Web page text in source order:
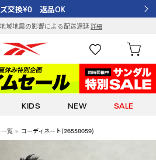
交換¥0 返品OK
域地震の影響による配送遅延詳細
KIDS NEW SALE
一覧 コーディネート(26558059)